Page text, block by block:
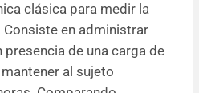
clásica para medir la
Consiste en administrar
presencia de una carga de
al sujeto